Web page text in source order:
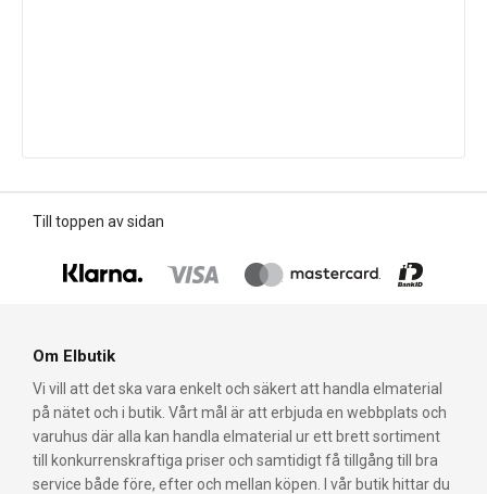
Till toppen av sidan
Om Elbutik
Vi vill att det ska vara enkelt och säkert att handla elmaterial
på nätet och i butik. Vårt mål är att erbjuda en webbplats och
varuhus där alla kan handla elmaterial ur ett brett sortiment
till konkurrenskraftiga priser och samtidigt få tillgång till bra
service både före, efter och mellan köpen. I vår butik hittar du